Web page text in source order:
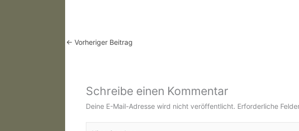
← Vorheriger Beitrag
Schreibe einen Kommentar
Deine E-Mail-Adresse wird nicht veröffentlicht. Erforderliche